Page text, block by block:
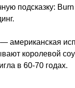
подсказку: Burn
американская
королевой
в 60-70 годах.